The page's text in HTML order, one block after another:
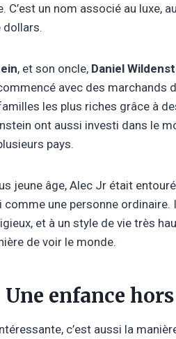
un nom associé au luxe,
dollars.
, et son oncle, Daniel
avec des marchands
les plus riches grâce à
ont aussi investi dans le
pays.
jeune âge, Alec Jr était
une personne ordinaire.
et à un style de vie très
de voir le monde.
enfance
c’est aussi la